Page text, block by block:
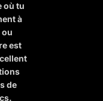
où tu
à
est
de